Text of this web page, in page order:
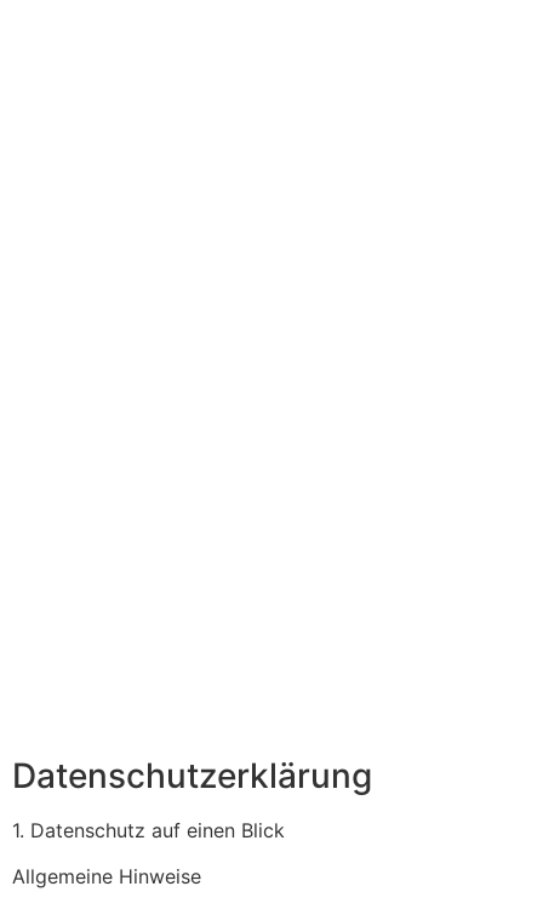
Datenschutz­erklärung
1. Datenschutz auf einen Blick
Allgemeine Hinweise